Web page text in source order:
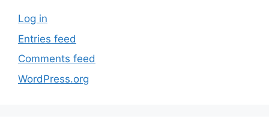
Log in
Entries feed
Comments feed
WordPress.org